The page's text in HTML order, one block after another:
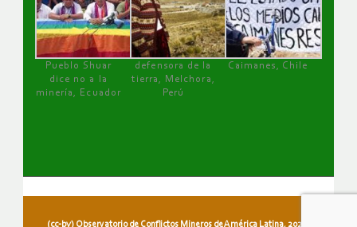
Pueblo Shuar
dice no a la
minería, Ecuador
defensora de la
tierra, Melchora,
Perú
Caimanes, Chile
(cc-by) Observatorio de Conflictos Mineros de América Latina, 2026